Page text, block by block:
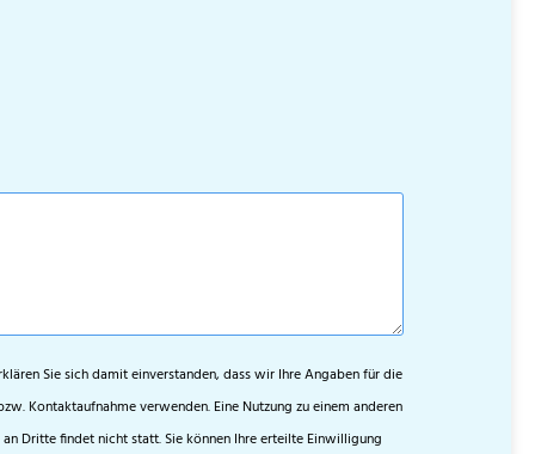
Sie sich damit einverstanden, dass wir Ihre Angaben für die
Kontaktaufnahme verwenden. Eine Nutzung zu einem anderen
Dritte findet nicht statt. Sie können Ihre erteilte Einwilligung